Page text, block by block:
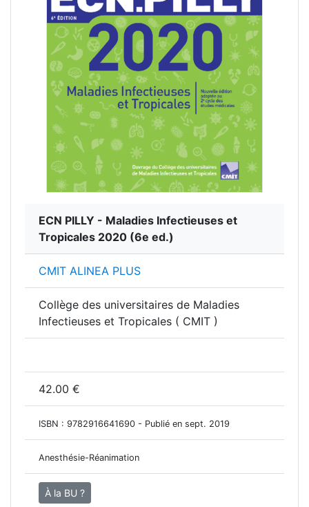
ECN PILLY - Maladies Infectieuses et
Tropicales 2020 (6e ed.)
CMIT ALINEA PLUS
Collège des universitaires de Maladies
Infectieuses et Tropicales ( CMIT )
42.00 €
ISBN : 9782916641690 - Publié en sept. 2019
Anesthésie-Réanimation
À la BU ?